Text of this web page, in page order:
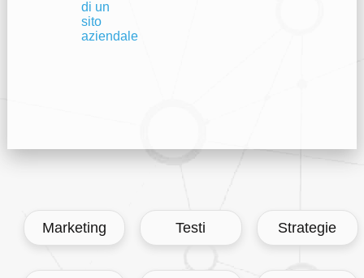
di un
sito
aziendale
Marketing Testi Strategie